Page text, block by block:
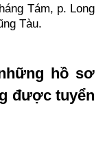
Tám, p. Long
Tàu.
hồ sơ
được tuyển